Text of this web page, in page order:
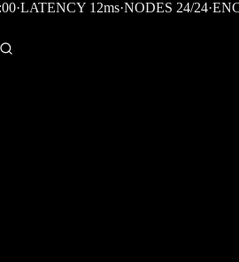
:00·LATENCY 12ms·NODES 24/24·